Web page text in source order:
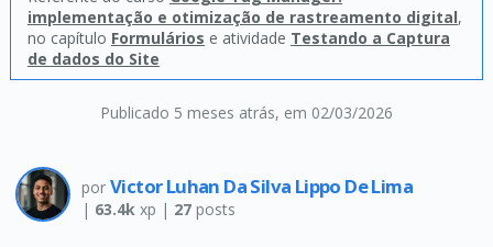
Publicado 5 meses atrás, em 02/03/2026
implementação e otimização de rastreamento digital,
no capítulo Formulários e atividade Testando a Captura
de dados do Site
por Victor Luhan Da Silva Lippo De Lima
| 63.4kxp | 27posts